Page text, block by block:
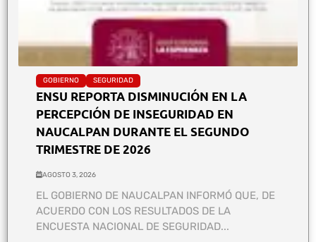
GOBIERNO SEGURIDAD
ENSU REPORTA DISMINUCIÓN EN LA
PERCEPCIÓN DE INSEGURIDAD EN
NAUCALPAN DURANTE EL SEGUNDO
TRIMESTRE DE 2026
AGOSTO 3, 2026
EL GOBIERNO DE NAUCALPAN INFORMÓ QUE, DE
ACUERDO CON LOS RESULTADOS DE LA
ENCUESTA NACIONAL DE SEGURIDAD...